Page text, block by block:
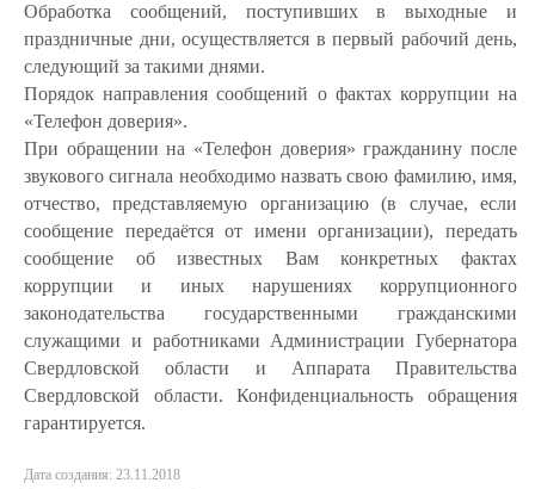
Обработка сообщений, поступивших в выходные и
праздничные дни, осуществляется в первый рабочий день,
следующий за такими днями.
Порядок направления сообщений о фактах коррупции на
«Телефон доверия».
При обращении на «Телефон доверия» гражданину после
звукового сигнала необходимо назвать свою фамилию, имя,
отчество, представляемую организацию (в случае, если
сообщение передаётся от имени организации), передать
сообщение об известных Вам конкретных фактах
коррупции и иных нарушениях коррупционного
законодательства государственными гражданскими
служащими и работниками Администрации Губернатора
Свердловской области и Аппарата Правительства
Свердловской области. Конфиденциальность обращения
гарантируется.
Дата создания: 23.11.2018